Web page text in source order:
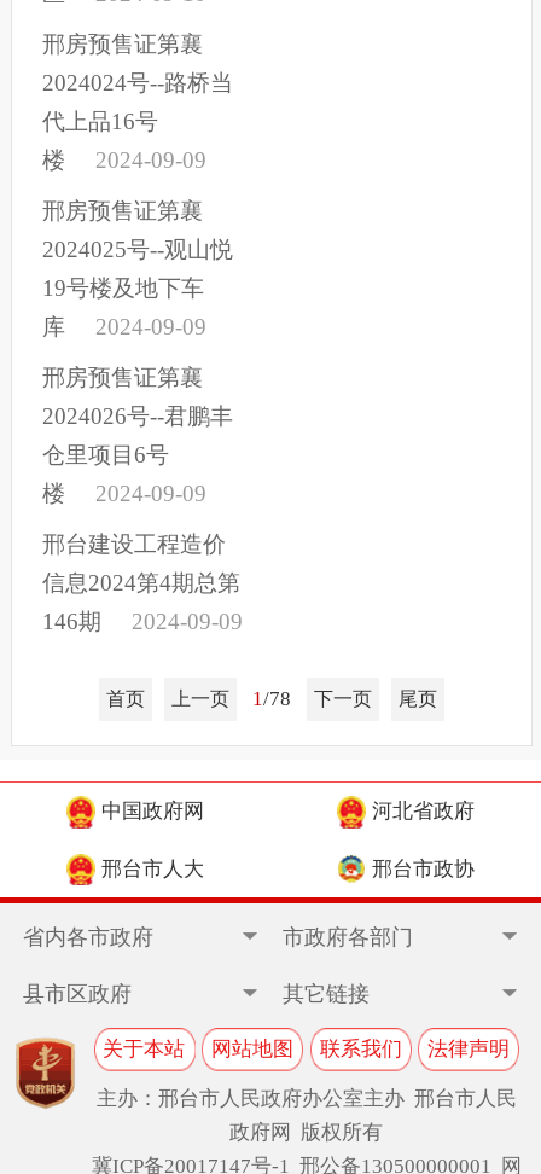
邢房预售证第襄
2024024号--路桥当
代上品16号
楼
2024-09-09
邢房预售证第襄
2024025号--观山悦
19号楼及地下车
库
2024-09-09
邢房预售证第襄
2024026号--君鹏丰
仓里项目6号
楼
2024-09-09
邢台建设工程造价
信息2024第4期总第
146期
2024-09-09
首页 上一页 1/78 下一页 尾页
中国政府网 河北省政府
邢台市人大 邢台市政协
省内各市政府 市政府各部门
县市区政府 其它链接
关于本站 网站地图 联系我们 法律声明
主办：邢台市人民政府办公室主办 邢台市人民
政府网 版权所有
冀ICP备20017147号-1 邢公备130500000001 网